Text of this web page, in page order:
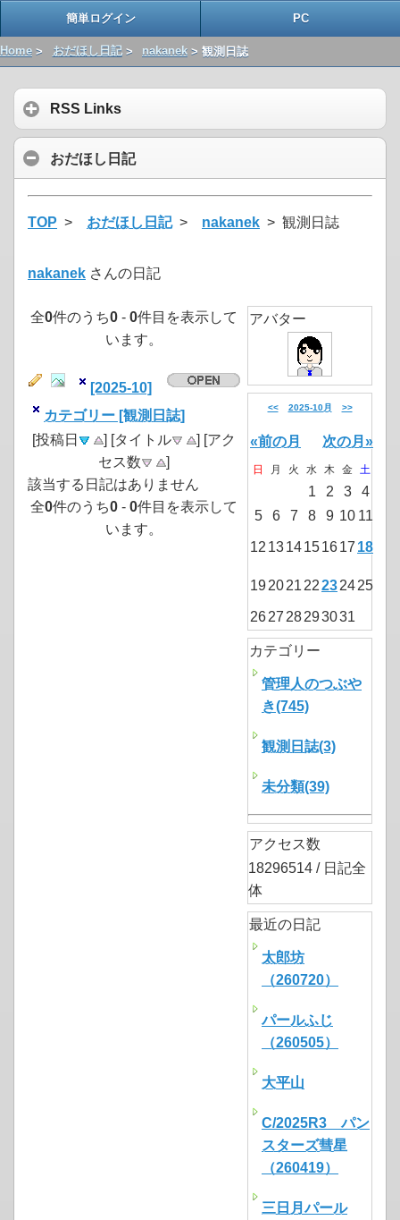
簡単ログイン PC
Home > おだほし日記> nakanek > 観測日誌
RSS Links
おだほし日記
TOP > おだほし日記> nakanek > 観測日誌
nakanek さんの日記
全0件のうち0 - 0件目を表示して
います。
[2025-10]
カテゴリー [観測日誌]
[投稿日
] [タイトル
] [アク
セス数
]
該当する日記はありません
全0件のうち0 - 0件目を表示して
います。
アバター
<< 2025-10月 >>
«前の月 次の月»
日 月 火 水 木 金 土
1 2 3
4
5
6 7 8 9 10 11
12 1314151617 18
192021 22232425
2627 28293031
カテゴリー
管理人のつぶや
き(745)
観測日誌(3)
未分類(39)
アクセス数
18296514 / 日記全
体
最近の日記
太郎坊
（260720）
パールふじ
（260505）
大平山
C/2025R3 パン
スターズ彗星
（260419）
三日月パール